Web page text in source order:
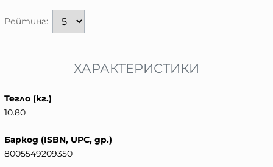
Рейтинг:
ХАРАКТЕРИСТИКИ
Тегло (кг.)
10.80
Баркод (ISBN, UPC, др.)
8005549209350